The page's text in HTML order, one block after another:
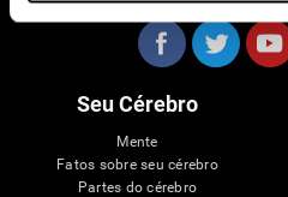
Seu Cérebro
Mente
Fatos sobre seu cérebro
Partes do cérebro